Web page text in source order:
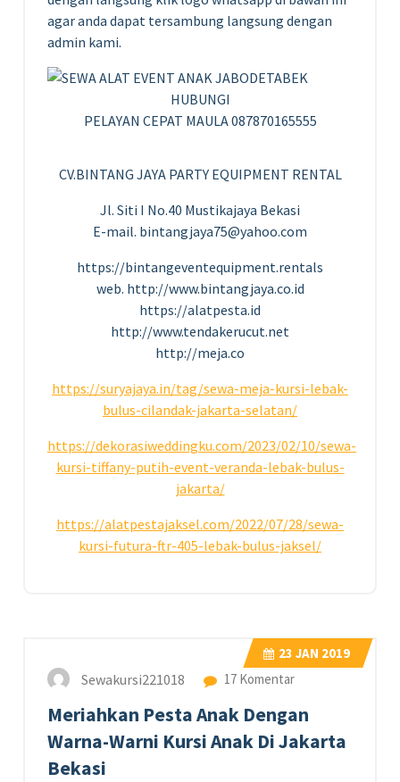
agar anda dapat tersambung langsung dengan
admin kami.
HUBUNGI
PELAYAN CEPAT MAULA 087870165555
CV.BINTANG JAYA PARTY EQUIPMENT RENTAL
Jl. Siti I No.40 Mustikajaya Bekasi
E-mail. bintangjaya75@yahoo.com
https://bintangeventequipment.rentals
web. http://www.bintangjaya.co.id
https://alatpesta.id
http://www.tendakerucut.net
http://meja.co
https://suryajaya.in/tag/sewa-meja-kursi-lebak-
bulus-cilandak-jakarta-selatan/
https://dekorasiweddingku.com/2023/02/10/sewa-
kursi-tiffany-putih-event-veranda-lebak-bulus-
jakarta/
https://alatpestajaksel.com/2022/07/28/sewa-
kursi-futura-ftr-405-lebak-bulus-jaksel/
23 JAN 2019
Sewakursi221018 17 Komentar
Meriahkan Pesta Anak Dengan
Warna-Warni Kursi Anak Di Jakarta
Bekasi